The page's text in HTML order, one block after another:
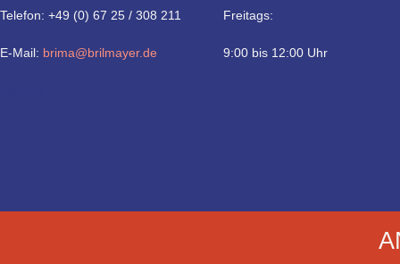
Telefon: +49 (0) 67 25 / 308 211
E-Mail: brima@brilmayer.de
Freitags:
9:00 bis 12:00 Uhr